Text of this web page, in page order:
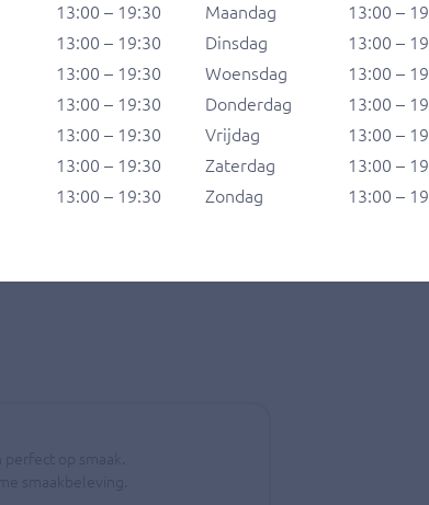
13:00 – 19:30
13:00 – 19:30
13:00 – 19:30
13:00 – 19:30
13:00 – 19:30
13:00 – 19:30
13:00 – 19:30
Maandag
13:00 –
Dinsdag
13:00 –
Woensdag
13:00 –
Donderdag
13:00 –
Vrijdag
13:00 –
Zaterdag
13:00 –
Zondag
13:00 –